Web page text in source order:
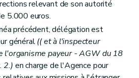
relevant de son autorité
5.000 euros.
précédent, délégation est
général(( et à l'inspecteur
l'organisme payeur - AGW du 18
2.) en charge de l'Agence pour